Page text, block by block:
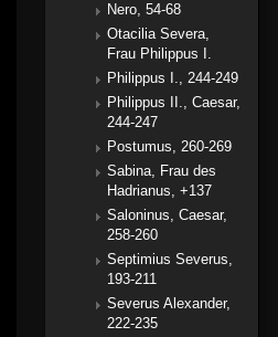
Nero, 54-68
Otacilia Severa,
Frau Philippus I.
Philippus I., 244-249
Philippus II., Caesar,
244-247
Postumus, 260-269
Sabina, Frau des
Hadrianus, +137
Saloninus, Caesar,
258-260
Septimius Severus,
193-211
Severus Alexander,
222-235